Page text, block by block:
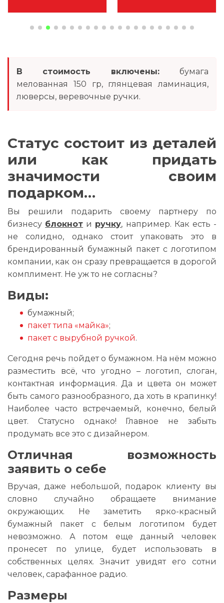
В стоимость включены: бумага
мелованная 150 гр, глянцевая ламинация,
люверсы, веревочные ручки.
Статус состоит из деталей
или как придать
значимости своим
подарком…
Вы решили подарить своему партнеру по
бизнесу блокнот и ручку, например. Как есть -
не солидно, однако стоит упаковать это в
брендированный бумажный пакет с логотипом
компании, как он сразу превращается в дорогой
комплимент. Не уж то не согласны?
Виды:
бумажный;
пакет типа «майка»;
пакет с вырубной ручкой.
Сегодня речь пойдет о бумажном. На нём можно
разместить всё, что угодно – логотип, слоган,
контактная информация. Да и цвета он может
быть самого разнообразного, да хоть в крапинку!
Наиболее часто встречаемый, конечно, белый
цвет. Статусно однако! Главное не забыть
продумать все это с дизайнером.
Отличная возможность
заявить о себе
Вручая, даже небольшой, подарок клиенту вы
словно случайно обращаете внимание
окружающих. Не заметить ярко-красный
бумажный пакет с белым логотипом будет
невозможно. А потом еще данный человек
пронесет по улице, будет использовать в
собственных целях. Значит увидят его сотни
человек, сарафанное радио.
Размеры